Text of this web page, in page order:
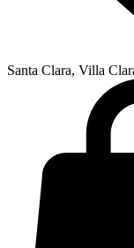
Santa Clara, Villa